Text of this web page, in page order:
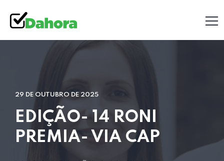
29 DE OUTUBRO DE 2025
EDIÇÃO- 14 RONI
PREMIA- VIA CAP